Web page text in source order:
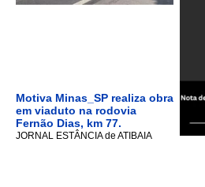
Motiva Minas_SP realiza obra
em viaduto na rodovia
Fernão Dias, km 77.
JORNAL ESTÂNCIA de ATIBAIA